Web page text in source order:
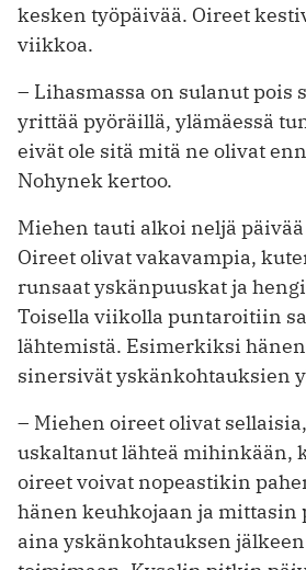
kesken työpäivää. Oireet
viikkoa.
– Lihasmassa on sulanut pois
yrittää pyöräillä, ylämäessä
eivät ole sitä mitä ne olivat
Nohynek kertoo.
Miehen tauti alkoi neljä
Oireet olivat vakavampia,
runsaat yskänpuuskat ja
Toisella viikolla puntaroitiin
lähtemistä. Esimerkiksi
sinersivät yskänkohtauksien
– Miehen oireet olivat
uskaltanut lähteä mihinkään,
oireet voivat nopeastikin
hänen keuhkojaan ja
aina yskänkohtauksen